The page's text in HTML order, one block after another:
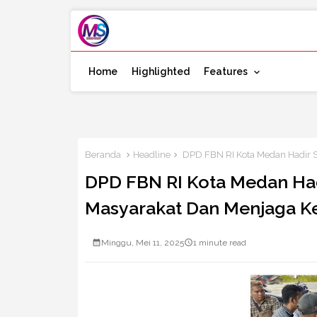
Home Highlighted Features
Beranda Headline DPD FBN RI Kota Medan Hadir
DPD FBN RI Kota Medan
Masyarakat Dan Menjaga
Minggu, Mei 11, 2025 1 minute read